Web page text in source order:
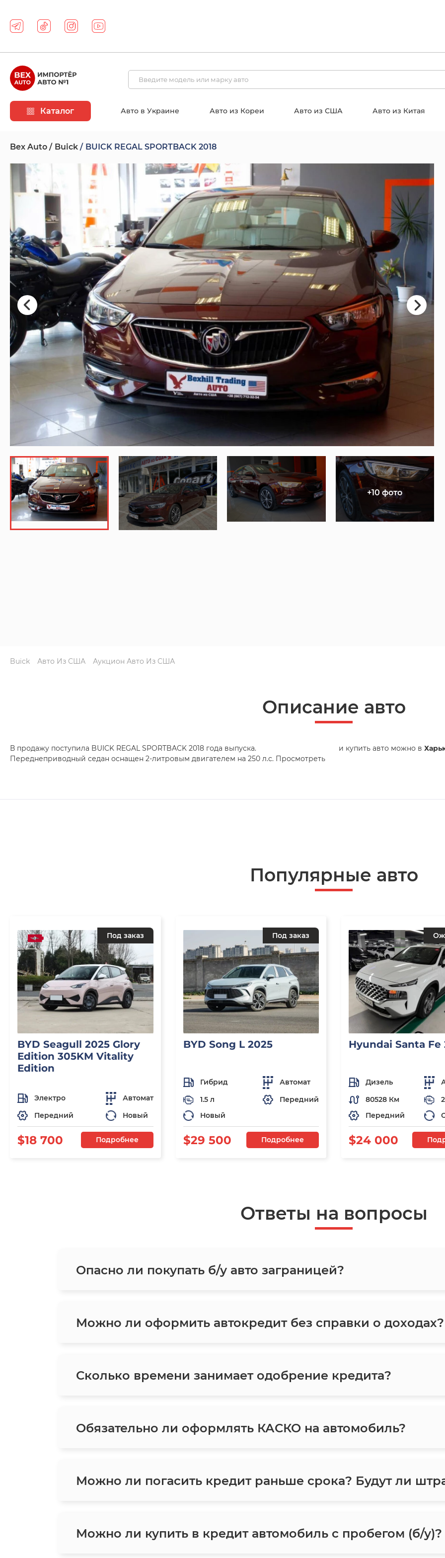
Каталог Авто в Украине Авто из Кореи Авто из США Авто из Китая
Bex Auto Buick BUICK REGAL SPORTBACK 2018
+10 фото
Buick Авто Из США Аукцион Авто Из США
Описание авто
В продажу поступила BUICK REGAL SPORTBACK 2018 года выпуска.
Переднеприводный седан оснащен 2-литровым двигателем на 250 л.с. Просмотреть
и купить авто можно в
Популярные авто
Под заказ
BYD Seagull 2025 Glory
Edition 305KM Vitality
Edition
Электро
Автомат
Передний
Новый
$18 700 Подробнее
Под заказ
BYD Song L 2025
Гибрид
Автомат
1.5 л
Передний
Новый
$29 500 Подробнее
Hyundai Santa Fe
Дизель
80528 Км
Передний
$24 000
Ответы на вопросы
Опасно ли покупать б/у авто заграницей?
Можно ли оформить автокредит без справки о доходах?
Сколько времени занимает одобрение кредита?
Обязательно ли оформлять КАСКО на автомобиль?
Можно ли погасить кредит раньше срока? Будут ли
Можно ли купить в кредит автомобиль с пробегом (б/у)?